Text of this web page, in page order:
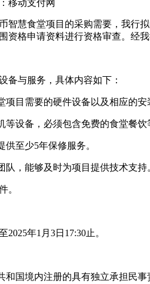
移动支付网
智慧食堂项目的采购需要，我行
资格申请资料进行资格审查。经
备与服务，具体内容如下：
项目需要的硬件设备以及相应的
等设备，必须包含免费的食堂餐
至少5年保修服务。
队，能够及时为项目提供技术支持
。
年1月3日17:30止。
和国境内注册的具有独立承担民